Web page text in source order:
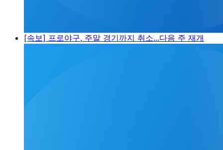
[속보] 프로야구, 주말 경기까지 취소...다음 주 재개